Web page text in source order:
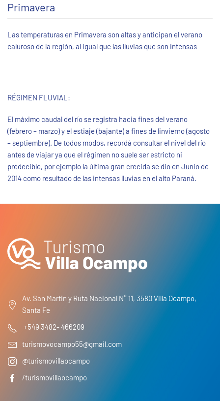
Primavera
Las temperaturas en Primavera son altas y anticipan el verano
caluroso de la región, al igual que las lluvias que son intensas
RÉGIMEN FLUVIAL:
El máximo caudal del río se registra hacia fines del verano
(febrero – marzo) y el estiaje (bajante) a fines de linvierno (agosto
– septiembre). De todos modos, recordá consultar el nivel del río
antes de viajar ya que el régimen no suele ser estricto ni
predecible, por ejemplo la última gran crecida se dio en Junio de
2014 como resultado de las intensas lluvias en el alto Paraná.
Av. San Martin y Ruta Nacional N° 11, 3580 Villa Ocampo,
Santa Fe
+549 3482- 466209
turismovocampo55@gmail.com
@turismovillaocampo
/turismovillaocampo